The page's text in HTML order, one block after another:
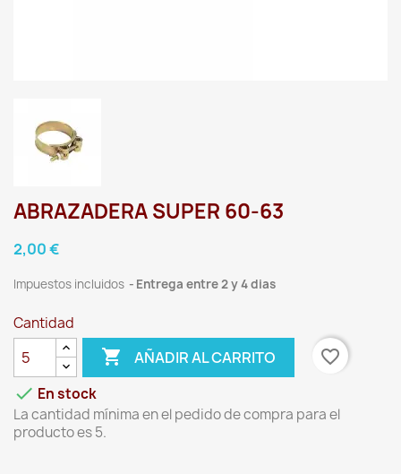
ABRAZADERA SUPER 60-63
2,00 €
Impuestos incluidos Entrega entre 2 y 4 dias
Cantidad
 AÑADIR AL CARRITO
favorite_border
 En stock
La cantidad mínima en el pedido de compra para el
producto es 5.